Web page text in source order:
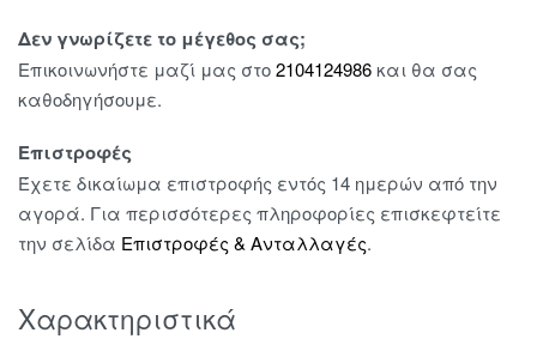
Δεν γνωρίζετε το μέγεθος σας;
Επικοινωνήστε μαζί μας στο2104124986και θα σας
καθοδηγήσουμε.
Επιστροφές
Έχετε δικαίωμα επιστροφής εντός 14 ημερών από την
αγορά. Για περισσότερες πληροφορίες επισκεφτείτε
την σελίδα Επιστροφές & Ανταλλαγές.
Χαρακτηριστικά